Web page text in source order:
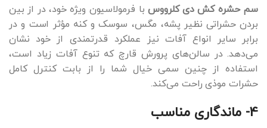
سم حشره کش دی کلرووس با فرمولاسیون ویژه خود، در از بین
بردن حشراتی نظیر پشه، مگس، سوسک و کنه مؤثر است و در
برابر سایر انواع آفات نیز عملکرد قدرتمندی از خود نشان
می‌دهد. در سالن‌های پرورش قارچ که تنوع آفات زیاد است،
استفاده از چنین سمی خیال شما را از بابت کنترل کامل
حشرات موذی راحت می‌کند.
4- ماندگاری مناسب